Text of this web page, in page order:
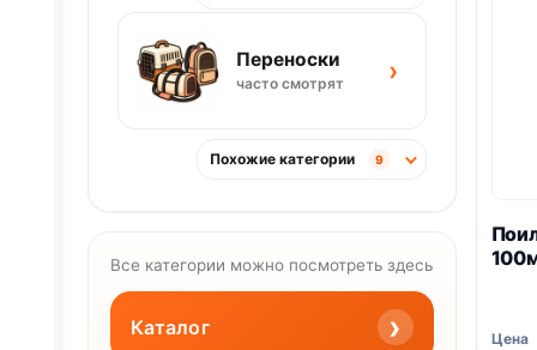
Переноски
часто смотрят ›
Похожие категории 9
Все категории можно посмотреть здесь
Каталог ›